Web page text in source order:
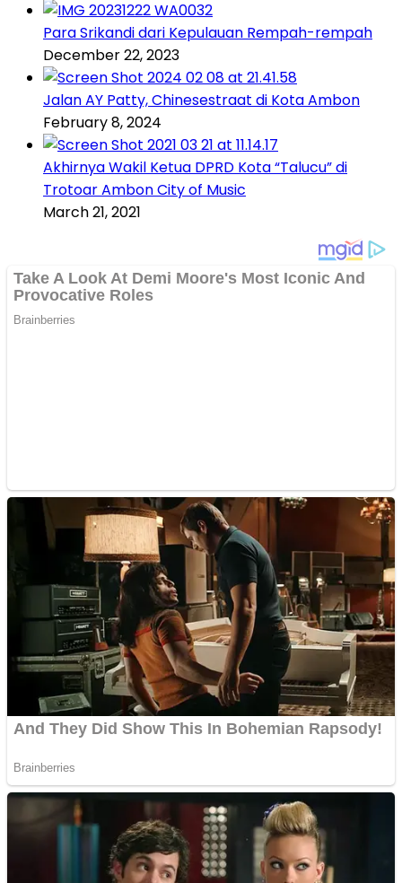
Para Srikandi dari Kepulauan Rempah-rempah
December 22, 2023
Jalan AY Patty, Chinesestraat di Kota Ambon
February 8, 2024
Akhirnya Wakil Ketua DPRD Kota “Talucu” di
Trotoar Ambon City of Music
March 21, 2021